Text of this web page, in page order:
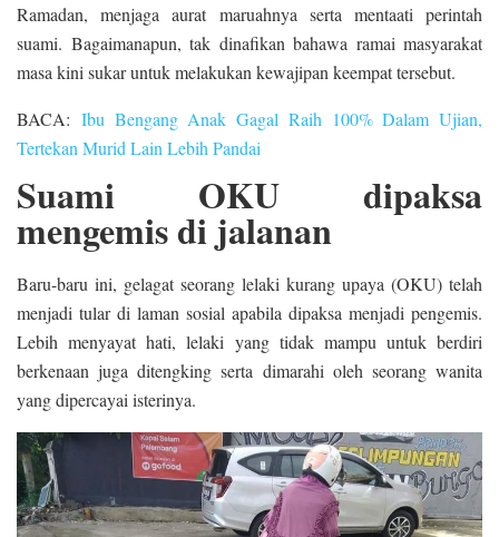
Ramadan, menjaga aurat maruahnya serta mentaati perintah
suami. Bagaimanapun, tak dinafikan bahawa ramai masyarakat
masa kini sukar untuk melakukan kewajipan keempat tersebut.
BACA: Ibu Bengang Anak Gagal Raih 100% Dalam Ujian,
Tertekan Murid Lain Lebih Pandai
Suami OKU dipaksa
mengemis di jalanan
Baru-baru ini, gelagat seorang lelaki kurang upaya (OKU) telah
menjadi tular di laman sosial apabila dipaksa menjadi pengemis.
Lebih menyayat hati, lelaki yang tidak mampu untuk berdiri
berkenaan juga ditengking serta dimarahi oleh seorang wanita
yang dipercayai isterinya.